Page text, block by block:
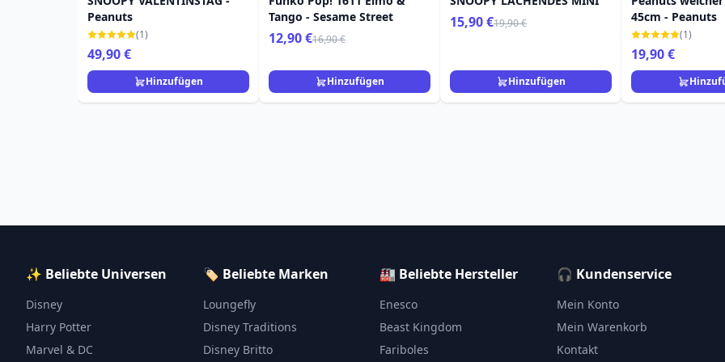
Peanuts
(1)
49,90 €
Hinzufügen
Tango - Sesame Street
12,90 €16,90 €
Hinzufügen
15,90 €19,90 €
Hinzufügen
45cm - Peanuts
(1)
19,90 €
✨ Beliebte Universen
Disney
Harry Potter
Marvel & DC
🏷️ Beliebte Marken
Loungefly
Disney Traditions
Disney Britto
🏭 Beliebte Hersteller
Enesco
Beast Kingdom
Fariboles
🎧 Kundenservice
Mein Konto
Mein Warenkorb
Kontakt